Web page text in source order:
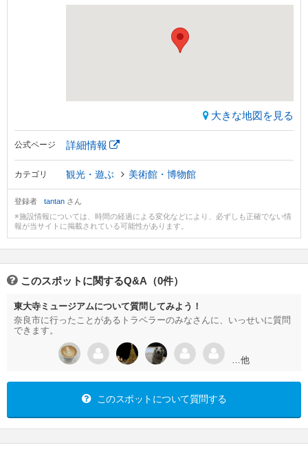
大きな地図を見る
公式ページ 詳細情報
カテゴリ 観光・遊ぶ 美術館・博物館
登録者 tantan さん
※施設情報については、時間の経過による変化などにより、必ずしも正確でない情
報が当サイトに掲載されている可能性があります。
このスポットに関するQ&A（0件）
東大寺ミュージアムについて質問してみよう！
奈良市に行ったことがあるトラベラーのみなさんに、いっせいに質問
できます。
…他
このスポットについて質問する